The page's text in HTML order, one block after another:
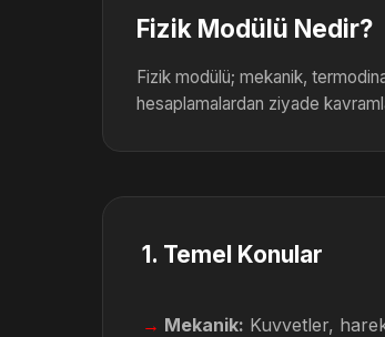
Fizik Modülü Nedir?
Fizik modülü; mekanik,
hesaplamalardan ziyade
1. Temel Konular
Mekanik: Kuvvetler,